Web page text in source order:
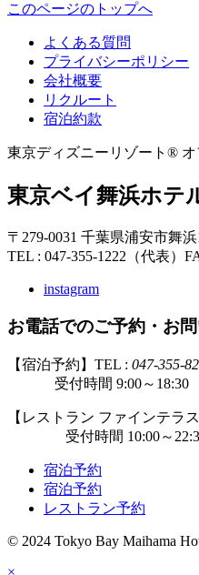
このページのトップへ
よくある質問
プライバシーポリシー
会社概要
リクルート
宿泊約款
東京ディズニーリゾート®
東京ベイ舞浜ホテ
〒279-0031 千葉県浦安市舞
TEL : 047-355-1222（代表）
instagram
お電話でのご予約・お
【宿泊予約】TEL : 047-355-
受付時間 9:00～18:30
【レストラン ファインテラ
受付時間 10:00～
宿泊予約
宿泊予約
レストラン予約
© 2024 Tokyo Bay Maihama
×